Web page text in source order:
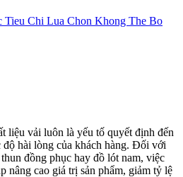
liệu vải luôn là yếu tố quyết định đến
độ hài lòng của khách hàng. Đối với
đồng phục hay đồ lót nam, việc
nâng cao giá trị sản phẩm, giảm tỷ lệ